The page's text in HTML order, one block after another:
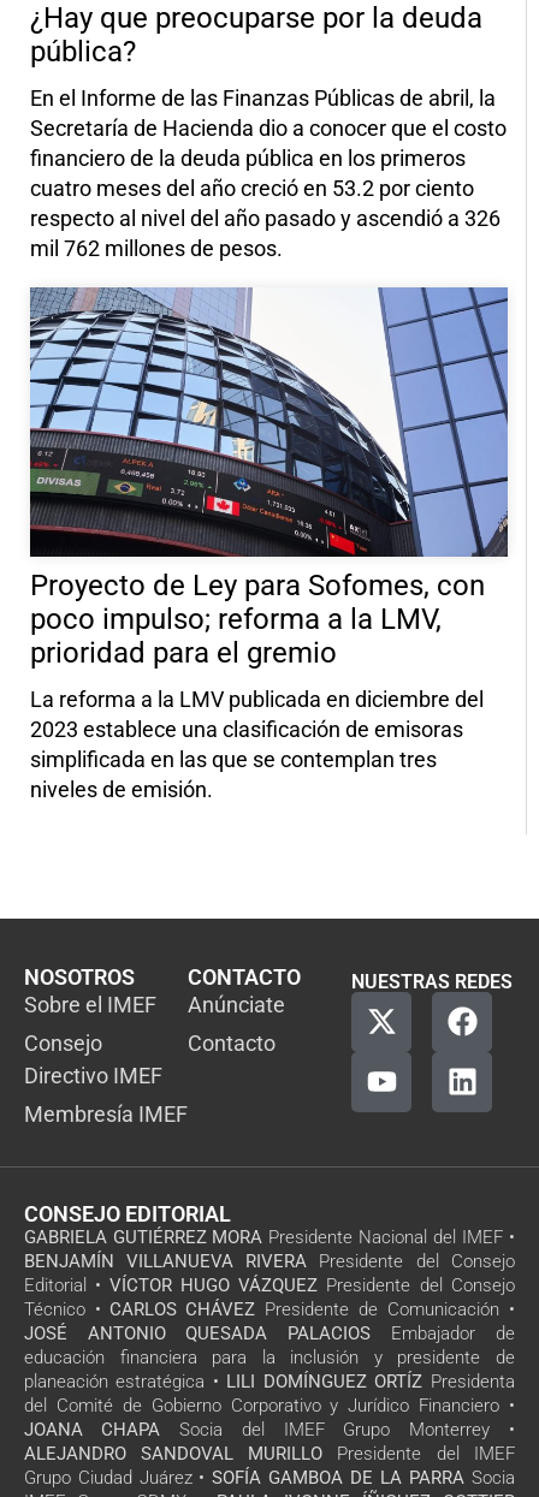
¿Hay que preocuparse por la deuda
pública?
En el Informe de las Finanzas Públicas de abril, la
Secretaría de Hacienda dio a conocer que el costo
financiero de la deuda pública en los primeros
cuatro meses del año creció en 53.2 por ciento
respecto al nivel del año pasado y ascendió a 326
mil 762 millones de pesos.
Proyecto de Ley para Sofomes, con
poco impulso; reforma a la LMV,
prioridad para el gremio
La reforma a la LMV publicada en diciembre del
2023 establece una clasificación de emisoras
simplificada en las que se contemplan tres
niveles de emisión.
NOSOTROS
Sobre el IMEF
Consejo
Directivo IMEF
Membresía IMEF
CONTACTO
Anúnciate
Contacto
NUESTRAS REDES
CONSEJO EDITORIAL
GABRIELA GUTIÉRREZ MORA Presidente Nacional del IMEF •
BENJAMÍN VILLANUEVA RIVERA Presidente del Consejo
Editorial • VÍCTOR HUGO VÁZQUEZ Presidente del Consejo
Técnico • CARLOS CHÁVEZ Presidente de Comunicación •
JOSÉ ANTONIO QUESADA PALACIOS Embajador de
educación financiera para la inclusión y presidente de
planeación estratégica • LILI DOMÍNGUEZ ORTÍZ Presidenta
del Comité de Gobierno Corporativo y Jurídico Financiero •
JOANA CHAPA Socia del IMEF Grupo Monterrey •
ALEJANDRO SANDOVAL MURILLO Presidente del IMEF
Grupo Ciudad Juárez • SOFÍA GAMBOA DE LA PARRA Socia